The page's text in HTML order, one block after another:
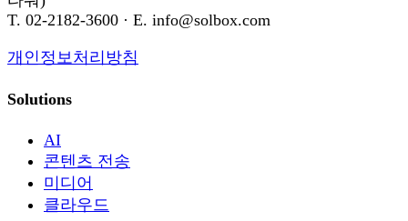
T. 02-2182-3600 · E. info@solbox.com
개인정보처리방침
Solutions
AI
콘텐츠 전송
미디어
클라우드